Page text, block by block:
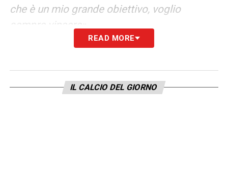
che è un mio grande obiettivo, voglio
sempre vincere».
READ MORE
IL CALCIO DEL GIORNO